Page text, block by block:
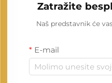
Zatražite
Naš predstavnik će
E-mail